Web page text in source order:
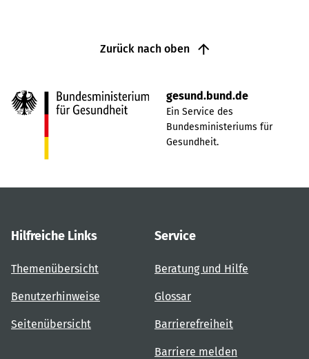
Zurück nach oben
gesund.bund.de
Ein Service des
Bundesministeriums für
Gesundheit.
Hilfreiche Links
Themenübersicht
Benutzerhinweise
Seitenübersicht
Service
Beratung und Hilfe
Glossar
Barrierefreiheit
Barriere melden